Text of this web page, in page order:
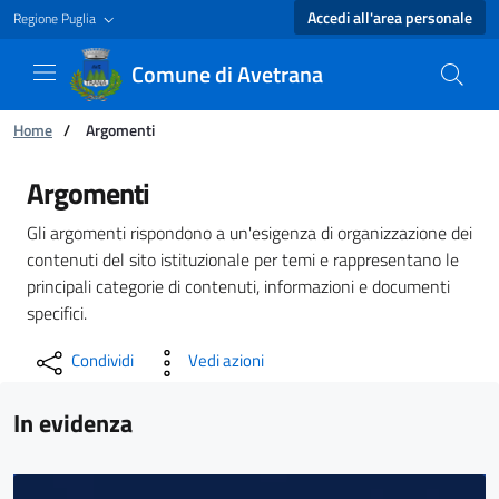
Regione Puglia Accedi all'area personale
Comune di Avetrana
Ti trovi in:
Home / Argomenti
Argomenti - Comune di Avetrana
Argomenti
Gli argomenti rispondono a un'esigenza di organizzazione dei
contenuti del sito istituzionale per temi e rappresentano le
principali categorie di contenuti, informazioni e documenti
specifici.
Condividi Vedi azioni
In evidenza